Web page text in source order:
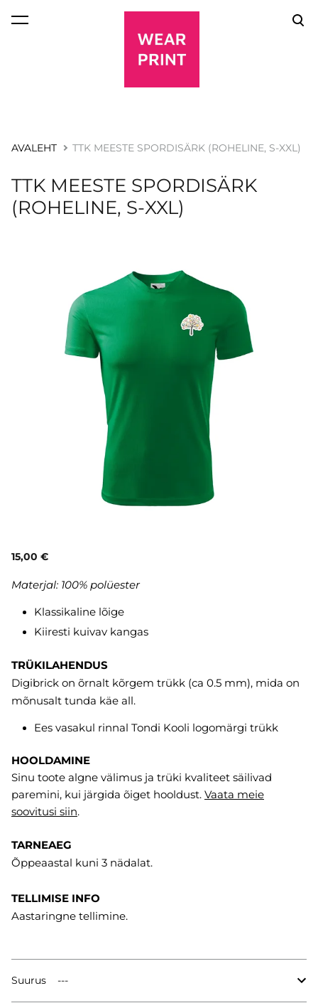
lisati ostukorvi.
AVALEHT TTK MEESTE SPORDISÄRK (ROHELINE, S-XXL)
TTK MEESTE SPORDISÄRK
(ROHELINE, S-XXL)
15,00 €
Materjal: 100% polüester
Klassikaline lõige
Kiiresti kuivav kangas
TRÜKILAHENDUS
Digibrick on õrnalt kõrgem trükk (ca 0.5 mm), mida on
mõnusalt tunda käe all.
Ees vasakul rinnal Tondi Kooli logomärgi trükk
HOOLDAMINE
Sinu toote algne välimus ja trüki kvaliteet säilivad
paremini, kui järgida õiget hooldust. Vaata meie
soovitusi siin.
TARNEAEG
Õppeaastal kuni 3 nädalat.
TELLIMISE INFO
Aastaringne tellimine.
Suurus